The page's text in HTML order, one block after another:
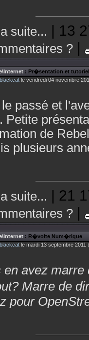
suite... | 13
? |
: Pr�sentation et
blackcat le vendredi 04 novembre
passé et
Petite
de
plusieurs
suite... | 21
? |
: R�volte Num�rique
blackcat le mardi 13 septembre 2011
en avez
Marre de
pour